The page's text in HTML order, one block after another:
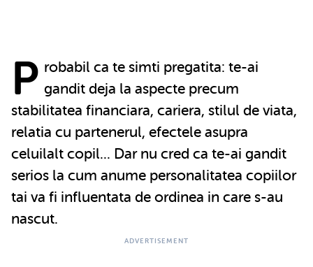
P robabil ca te simti pregatita: te-ai
gandit deja la aspecte precum
stabilitatea financiara, cariera, stilul de viata,
relatia cu partenerul, efectele asupra
celuilalt copil... Dar nu cred ca te-ai gandit
serios la cum anume personalitatea copiilor
tai va fi influentata de ordinea in care s-au
nascut.